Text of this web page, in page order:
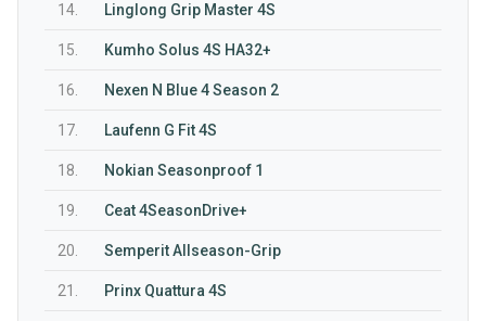
14. Linglong Grip Master 4S
15. Kumho Solus 4S HA32+
16. Nexen N Blue 4 Season 2
17. Laufenn G Fit 4S
18. Nokian Seasonproof 1
19. Ceat 4SeasonDrive+
20. Semperit Allseason-Grip
21. Prinx Quattura 4S